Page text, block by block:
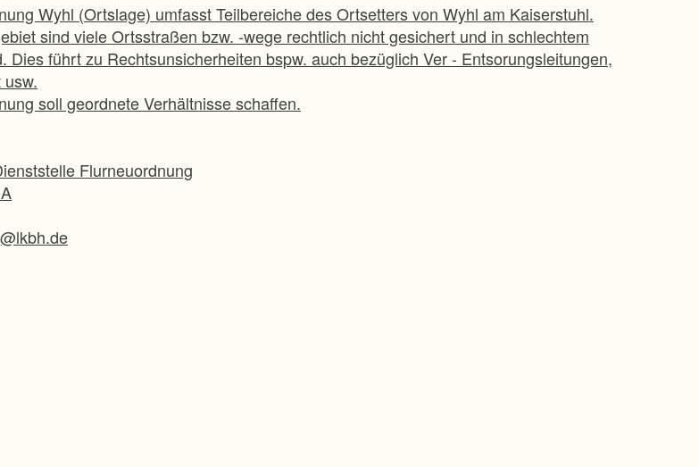
Wyhl (Ortslage) umfasst Teilbereiche des Ortsetters von Wyhl am Kaiserstuhl.
sind viele Ortsstraßen bzw. -wege rechtlich nicht gesichert und in schlechtem
Dies führt zu Rechtsunsicherheiten bspw. auch bezüglich Ver - Entsorungsleitungen,
soll geordnete Verhältnisse schaffen.
Flurneuordnung